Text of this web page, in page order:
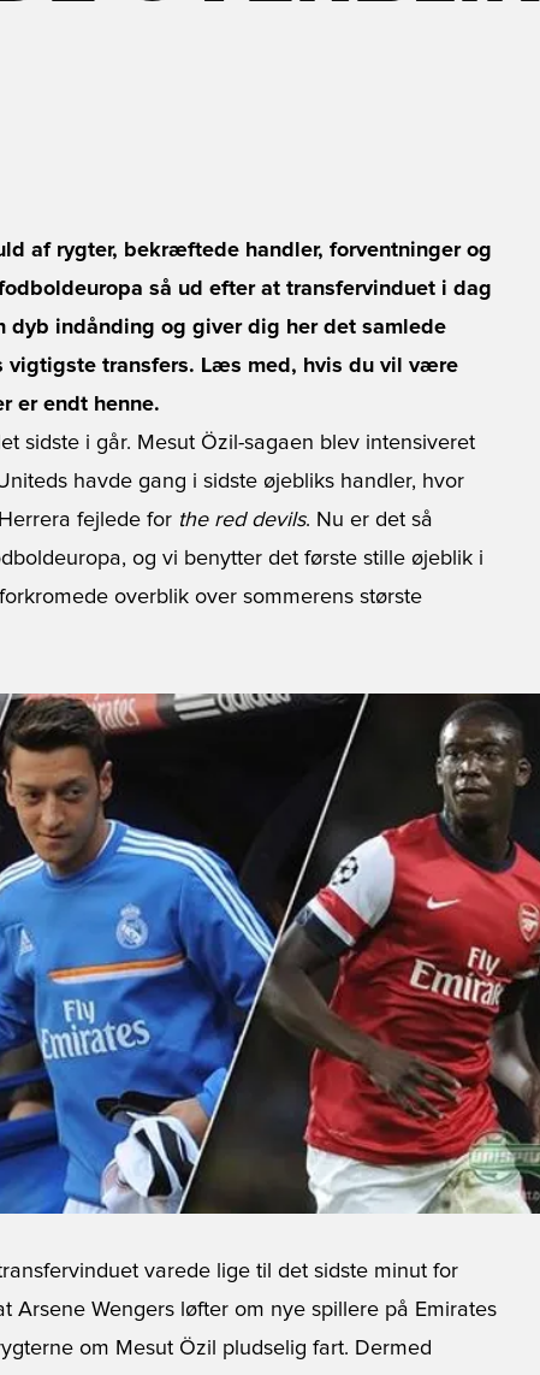
af rygter, bekræftede handler, forventninger og
så ud efter at transfervinduet i dag
indånding og giver dig her det samlede
vigtigste transfers. Læs med, hvis du vil være
er endt henne.
sidste i går. Mesut Özil-sagaen blev intensiveret
havde gang i sidste øjebliks handler, hvor
fejlede for the red devils. Nu er det så
og vi benytter det første stille øjeblik i
overblik over sommerens største
varede lige til det sidste minut for
Arsene Wengers løfter om nye spillere på Emirates
om Mesut Özil pludselig fart. Dermed